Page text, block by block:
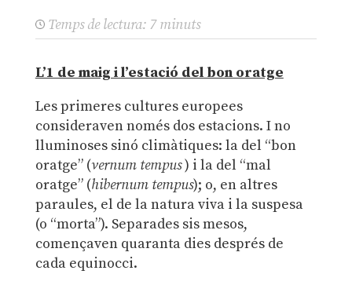
Temps de lectura: 7 minuts
L’1 de maig i l’estació del bon oratge
Les primeres cultures europees
consideraven només dos estacions. I no
lluminoses sinó climàtiques: la del “bon
oratge” (vernum tempus) i la del “mal
oratge” (hibernum tempus); o, en altres
paraules, el de la natura viva i la suspesa
(o “morta”). Separades sis mesos,
començaven quaranta dies després de
cada equinocci.